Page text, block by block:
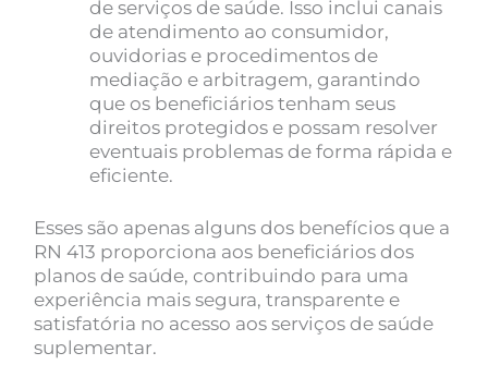
de serviços de saúde. Isso inclui canais
de atendimento ao consumidor,
ouvidorias e procedimentos de
mediação e arbitragem, garantindo
que os beneficiários tenham seus
direitos protegidos e possam resolver
eventuais problemas de forma rápida e
eficiente.
Esses são apenas alguns dos benefícios que a
RN 413 proporciona aos beneficiários dos
planos de saúde, contribuindo para uma
experiência mais segura, transparente e
satisfatória no acesso aos serviços de saúde
suplementar.